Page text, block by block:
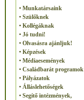
• Munkatársaink
• Szülőknek
• Kollégáknak
• Jó tudni!
• Olvasásra ajánljuk!
• Képzések
• Médiaesemények
• Családbarát programok
• Pályázatok
• Álláslehetőségek
• Segítő intézmények,